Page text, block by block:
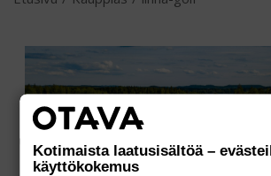
Kotimaista laatusisältöä –
käyttökokemus